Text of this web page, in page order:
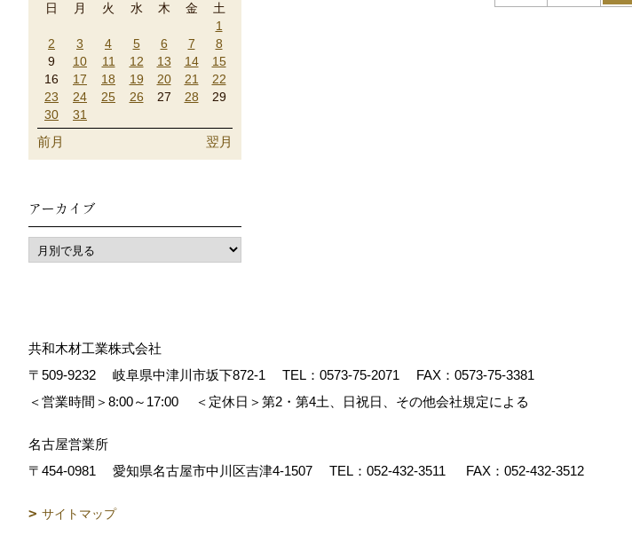
日 月 火 水 木 金
土
1
2
3 4 5 6 7
8
9
10 11 12 13 14
15
16
17 18 19 20 21
22
23
24 25 26 27 28
29
30
31
前月 翌月
アーカイブ
共和木材工業株式会社
〒509-9232
岐阜県中津川市坂下872‐1 TEL： 0573-75-2071
FAX：0573-75-3381
＜営業時間＞8:00～17:00
＜定休日＞第2・第4土、日祝日、その他会社規定による
名古屋営業所
〒454-0981
愛知県名古屋市中川区吉津4-1507 TEL： 052-432-3511 FAX：052-432-3512
サイトマップ